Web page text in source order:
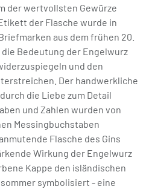
der wertvollsten Gewürze
der Flasche wurde in
aus dem frühen 20.
Bedeutung der Engelwurz
und den
Der handwerkliche
die Liebe zum Detail
und Zahlen wurden von
Messingbuchstaben
Flasche des Gins
Wirkung der Engelwurz
Kappe den isländischen
symbolisiert - eine